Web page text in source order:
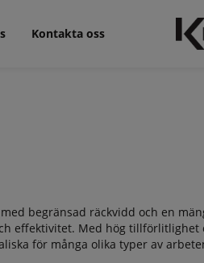
Kontakta oss
begränsad räckvidd och en
effektivitet. Med hög tillförlitlighet
för många olika typer av